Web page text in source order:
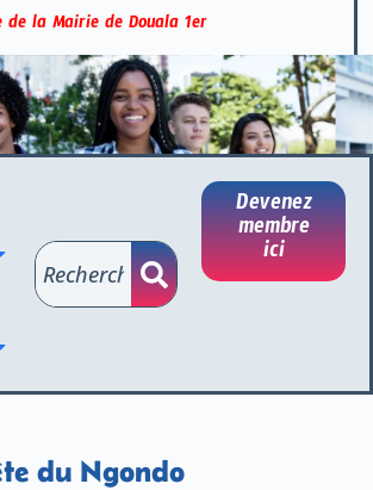
de la Mairie de Douala 1er
Devenez
membre
ici
du Ngondo